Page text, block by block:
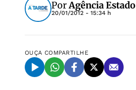
PorAgência Estado
20/01/2012 - 15:34 h
OUÇA COMPARTILHE